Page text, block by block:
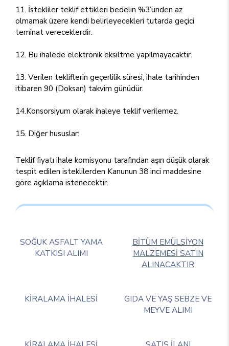
11. İstekliler teklif ettikleri bedelin %3’ünden az
olmamak üzere kendi belirleyecekleri tutarda geçici
teminat vereceklerdir.
12. Bu ihalede elektronik eksiltme yapılmayacaktır.
13. Verilen tekliflerin geçerlilik süresi, ihale tarihinden
itibaren 90 (Doksan) takvim günüdür.
14.Konsorsiyum olarak ihaleye teklif verilemez.
15. Diğer hususlar:
Teklif fiyatı ihale komisyonu tarafından aşırı düşük olarak
tespit edilen isteklilerden Kanunun 38 inci maddesine
göre açıklama istenecektir.
SOĞUK ASFALT YAMA
KATKISI ALIMI
BİTÜM EMÜLSİYON
MALZEMESİ SATIN
ALINACAKTIR
KİRALAMA İHALESİ
GIDA VE YAŞ SEBZE VE
MEYVE ALIMI